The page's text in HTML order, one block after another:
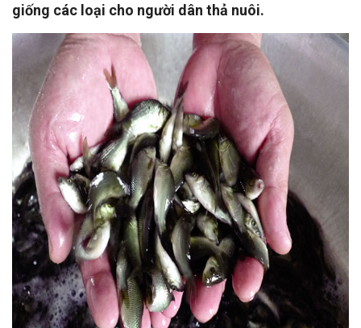
giống các loại cho người dân thả nuôi.